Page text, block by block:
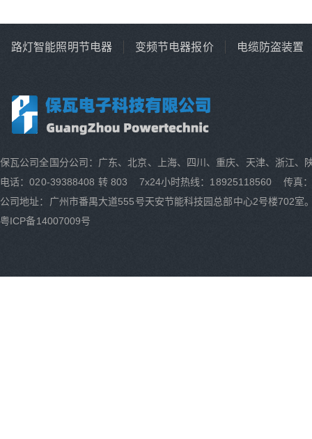
路灯智能照明节电器 变频节电器报价 电缆防盗装置
保瓦公司全国分公司：广东、北京、上海、四川、重庆、天津、浙江
电话：020-39388408 转 803 7x24小时热线：18925118560 传真
公司地址：广州市番禺大道555号天安节能科技园总部中心2号楼702室
粤ICP备14007009号